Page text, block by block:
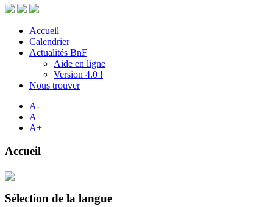
Accueil
Calendrier
Actualités BnF
Aide en ligne
Version 4.0 !
Nous trouver
A-
A
A+
Accueil
Sélection de la langue